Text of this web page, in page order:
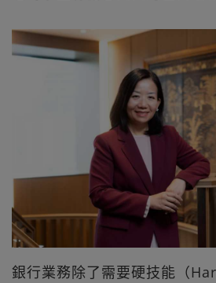
銀行業務除了需要硬技能（